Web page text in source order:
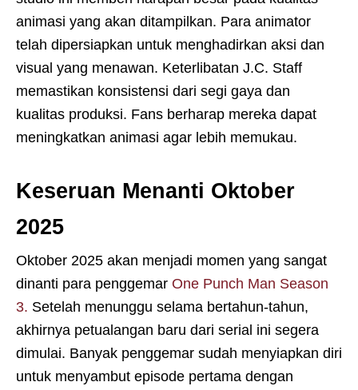
animasi yang akan ditampilkan. Para animator
telah dipersiapkan untuk menghadirkan aksi dan
visual yang menawan. Keterlibatan J.C. Staff
memastikan konsistensi dari segi gaya dan
kualitas produksi. Fans berharap mereka dapat
meningkatkan animasi agar lebih memukau.
Keseruan Menanti Oktober
2025
Oktober 2025 akan menjadi momen yang sangat
dinanti para penggemar One Punch Man Season
3. Setelah menunggu selama bertahun-tahun,
akhirnya petualangan baru dari serial ini segera
dimulai. Banyak penggemar sudah menyiapkan diri
untuk menyambut episode pertama dengan